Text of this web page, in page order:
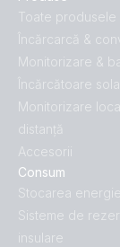
Toate produsele
Încărcarcă &
Monitorizare &
Încărcătoare
Monitorizare
distanță
Accesorii
Consum
Stocarea
Sisteme de
insulare